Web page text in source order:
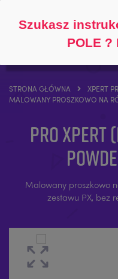
STRONA GŁÓWNA XPERT
MALOWANY PROSZKOWO NA
Pro Xpert
Malowany proszkowo
zestawu PX, bez
Szukasz
POLE